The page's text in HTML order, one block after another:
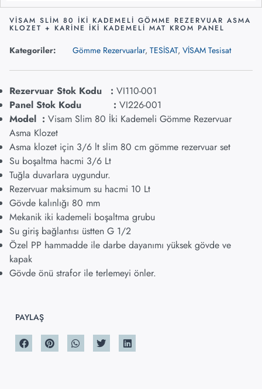
VİSAM SLİM 80 İKİ KADEMELİ GÖMME REZERVUAR ASMA
KLOZET + KARİNE İKİ KADEMELİ MAT KROM PANEL
Kategoriler: Gömme Rezervuarlar, TESİSAT, VİSAM Tesisat
Rezervuar Stok Kodu : VI110-001
Panel Stok Kodu : VI226-001
Model : Visam Slim 80 İki Kademeli Gömme Rezervuar
Asma Klozet
Asma klozet için 3/6 lt slim 80 cm gömme rezervuar set
Su boşaltma hacmi 3/6 Lt
Tuğla duvarlara uygundur.
Rezervuar maksimum su hacmi 10 Lt
Gövde kalınlığı 80 mm
Mekanik iki kademeli boşaltma grubu
Su giriş bağlantısı üstten G 1/2
Özel PP hammadde ile darbe dayanımı yüksek gövde ve
kapak
Gövde önü strafor ile terlemeyi önler.
PAYLAŞ